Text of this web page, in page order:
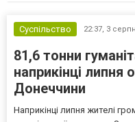
Суспільство 22:37, 3
81,6 тонни
наприкінці липня
Донеччини
Наприкінці липня жителі